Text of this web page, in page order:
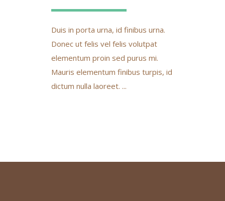
Duis in porta urna, id finibus urna.
Donec ut felis vel felis volutpat
elementum proin sed purus mi.
Mauris elementum finibus turpis, id
dictum nulla laoreet. ...